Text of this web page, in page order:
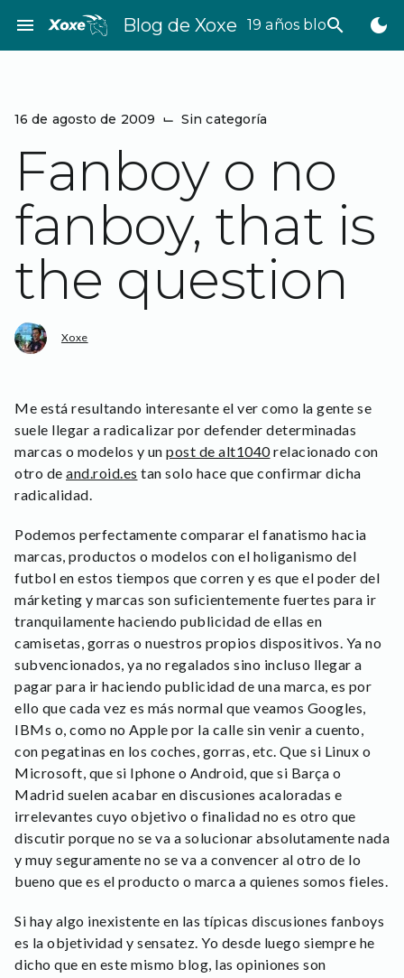
contenido
menu Blog de Xoxe 19 años bloggeando
search dark_mode
16 de agosto de 2009 ⌙ Sin categoría
Fanboy o no
fanboy, that is
the question
Xoxe
Me está resultando interesante el ver como la gente se
suele llegar a radicalizar por defender determinadas
marcas o modelos y un post de alt1040relacionado con
otro de and.roid.es tan solo hace que confirmar dicha
radicalidad.
Podemos perfectamente comparar el fanatismo hacia
marcas, productos o modelos con el holiganismo del
futbol en estos tiempos que corren y es que el poder del
márketing y marcas son suficientemente fuertes para ir
tranquilamente haciendo publicidad de ellas en
camisetas, gorras o nuestros propios dispositivos. Ya no
subvencionados, ya no regalados sino incluso llegar a
pagar para ir haciendo publicidad de una marca, es por
ello que cada vez es más normal que veamos Googles,
IBMs o, como no Apple por la calle sin venir a cuento,
con pegatinas en los coches, gorras, etc. Que si Linux o
Microsoft, que si Iphone o Android, que si Barça o
Madrid suelen acabar en discusiones acaloradas e
irrelevantes cuyo objetivo o finalidad no es otro que
discutir porque no se va a solucionar absolutamente nada
y muy seguramente no se va a convencer al otro de lo
bueno que es el producto o marca a quienes somos fieles.
Si hay algo inexistente en las típicas discusiones fanboys
es la objetividad y sensatez. Yo desde luego siempre he
dicho que en este mismo blog, las opiniones son